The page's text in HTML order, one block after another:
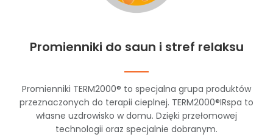
Promienniki do saun i stref relaksu
Promienniki TERM2000® to specjalna grupa produktów
przeznaczonych do terapii cieplnej. TERM2000®IRspa to
własne uzdrowisko w domu. Dzięki przełomowej
technologii oraz specjalnie dobranym.